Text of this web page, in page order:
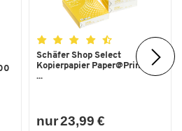
Schäfer Shop Select
Kopierpapier Paper@Print, DIN
...
nur 23,99 €